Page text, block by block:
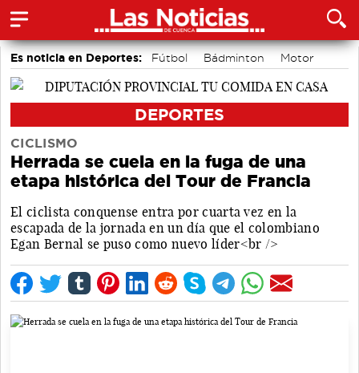
Es noticia en Deportes: Fútbol Bádminton
Motor
Área de Deportes
DEPORTES
CICLISMO
Herrada se cuela en la fuga de una
etapa histórica del Tour de Francia
El ciclista conquense entra por cuarta vez en la
escapada de la jornada en un día que el colombiano
Egan Bernal se puso como nuevo líder<br />